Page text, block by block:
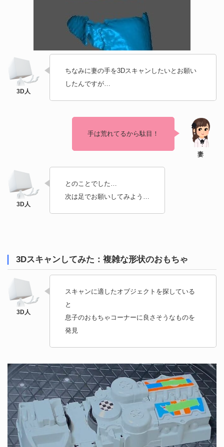
ちなみに妻の手を3Dスキャンしたいとお願い
したんですが…
手は荒れてるから駄目！
とのことでした…
次は足でお願いしてみよう…
3Dスキャンしてみた：複雑な形状のおもちゃ
スキャンに適したオブジェクトを探している
と
息子のおもちゃコーナーに良さそうなものを
発見